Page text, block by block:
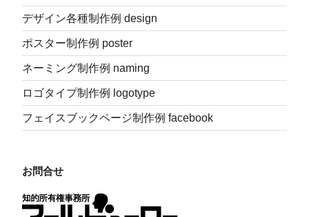
デザイン各種制作例 design
ポスター制作例 poster
ネーミング制作例 naming
ロゴタイプ制作例 logotype
フェイスブックページ制作例 facebook
お問合せ